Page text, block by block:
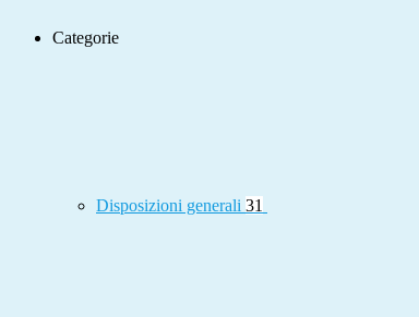
Categorie
Disposizioni generali 31